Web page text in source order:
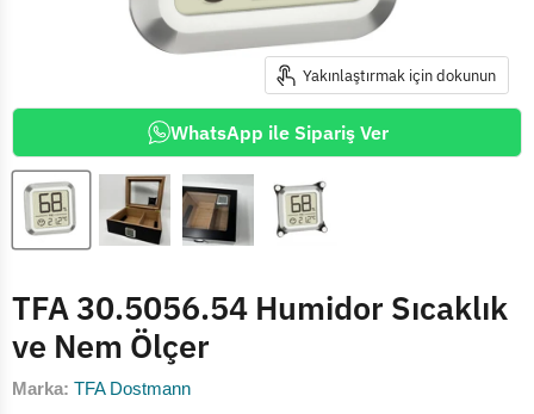
Yakınlaştırmak için dokunun
WhatsApp ile Sipariş Ver
TFA 30.5056.54 Humidor Sıcaklık
ve Nem Ölçer
Marka: TFA Dostmann